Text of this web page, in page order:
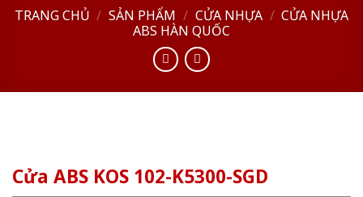
TRANG CHỦ / SẢN PHẨM / CỬA NHỰA / CỬA NHỰA
ABS HÀN QUỐC
Cửa ABS KOS 102-K5300-SGD